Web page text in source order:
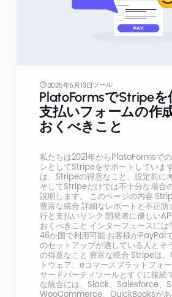
2025年5月13日ツール
PlatoFormsでStripeを
支払いフォームの作
おくべきこと
私たちは2021年からPlatoFormsで
ンとしてStripeをサポートしていま
は、Stripeの得意なこと、設定前に
そしてStripeだけでは不十分な場合
説明します。 このページの内容
豊富な統合 詳細なレポートと不正防
行と支払いリンク 開発者に優しい
おくべきこと インターフェースには
46か国で利用可能 お客様がPayPal
のセットアップが適している人とそ
の得意なこと 豊富な統合 Stripeは、
トウェア、eコマースプラットフォ
サードパーティツールとすぐに接続
な統合には、Slack、Salesforce、
WooCommerce、QuickBooksがあ